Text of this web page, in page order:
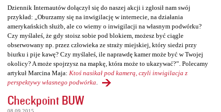
Dziennik Internautów dołączył się do naszej akcji i zgłosił nam swój
przykład: „Oburzamy się na inwigilację w internecie, na działania
amerykańskich służb, ale co wiemy o inwigilacji na własnym podwórku?
Czy myślałeś, że gdy stoisz sobie pod blokiem, możesz być ciągle
obserwowany np. przez człowieka ze straży miejskiej, który siedzi przy
biurku i pije kawę? Czy myślałeś, ile naprawdę kamer może być w Twojej
okolicy? A może spojrzysz na mapkę, która może to ukazywać?”. Polecamy
artykuł Marcina Maja: Ktoś nasikał pod kamerą, czyli inwigilacja z
perspektywy własnego podwórka
Checkpoint BUW
08.09.2015